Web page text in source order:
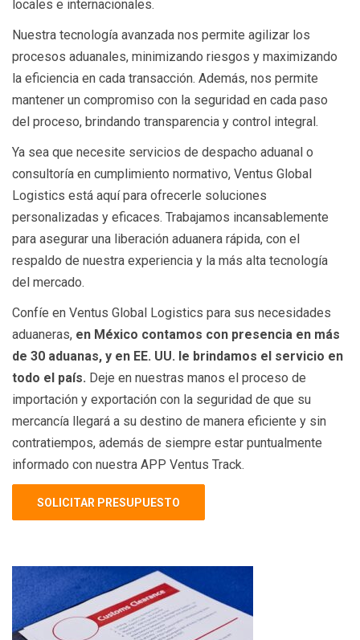
locales e internacionales.
Nuestra tecnología avanzada nos permite agilizar los
procesos aduanales, minimizando riesgos y maximizando
la eficiencia en cada transacción. Además, nos permite
mantener un compromiso con la seguridad en cada paso
del proceso, brindando transparencia y control integral.
Ya sea que necesite servicios de despacho aduanal o
consultoría en cumplimiento normativo, Ventus Global
Logistics está aquí para ofrecerle soluciones
personalizadas y eficaces. Trabajamos incansablemente
para asegurar una liberación aduanera rápida, con el
respaldo de nuestra experiencia y la más alta tecnología
del mercado.
Confíe en Ventus Global Logistics para sus necesidades
aduaneras, en México contamos con presencia en más
de 30 aduanas, y en EE. UU. le brindamos el servicio en
todo el país. Deje en nuestras manos el proceso de
importación y exportación con la seguridad de que su
mercancía llegará a su destino de manera eficiente y sin
contratiempos, además de siempre estar puntualmente
informado con nuestra APP Ventus Track.
SOLICITAR PRESUPUESTO